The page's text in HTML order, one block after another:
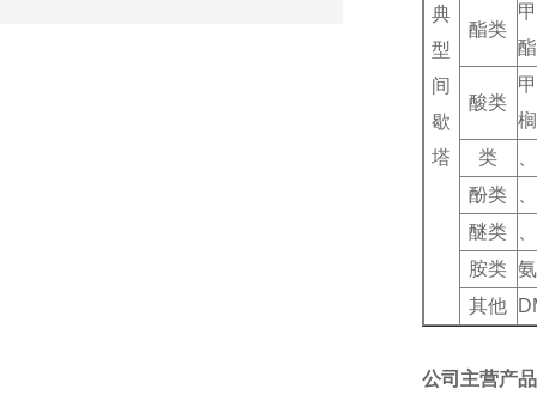
典
型
间
歇
塔
酯类
酸类
类
酚类
醚类
胺类
其他
公司主营产